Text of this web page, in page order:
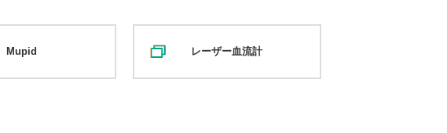
Mupid レーザー血流計